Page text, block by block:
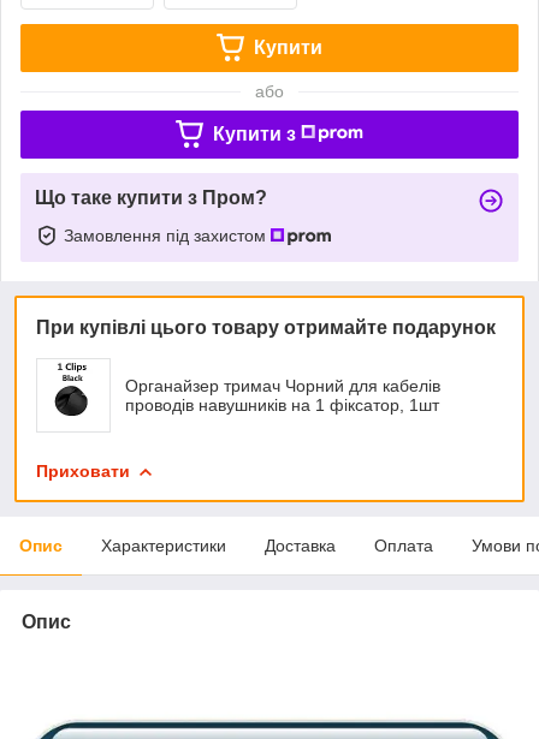
Купити
або
Купити з
Що таке купити з Пром?
Замовлення під захистом
При купівлі цього товару отримайте подарунок
Органайзер тримач Чорний для кабелів
проводів навушників на 1 фіксатор, 1шт
Приховати
Опис Характеристики Доставка Оплата Умови
Опис